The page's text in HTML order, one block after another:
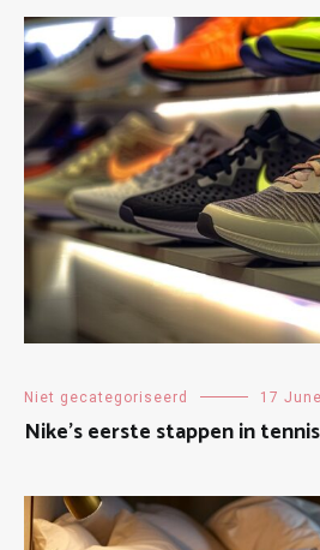
Niet gecategoriseerd 17
Nike’s eerste stappen in